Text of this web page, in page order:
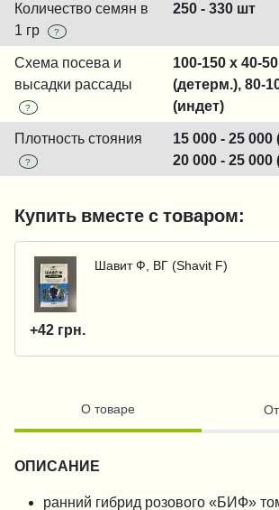
Количество семян в
1 гр
?
250 - 330 шт
Схема посева и
высадки рассады
?
100-150 x 40-50
(детерм.), 80-
(индет)
Плотность стояния
?
15 000 - 25 000
20 000 - 25 000
Купить вместе с товаром:
Шавит Ф, ВГ (Shavit F)
+42 грн.
О товаре
ОПИСАНИЕ
ранний гибрид розового «БИФ»